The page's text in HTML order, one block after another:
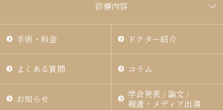
手術・料金 ドクター紹介
よくある質問 コラム
お知らせ
学会発表 / 論文 /
報道・メディア出演
診療内容